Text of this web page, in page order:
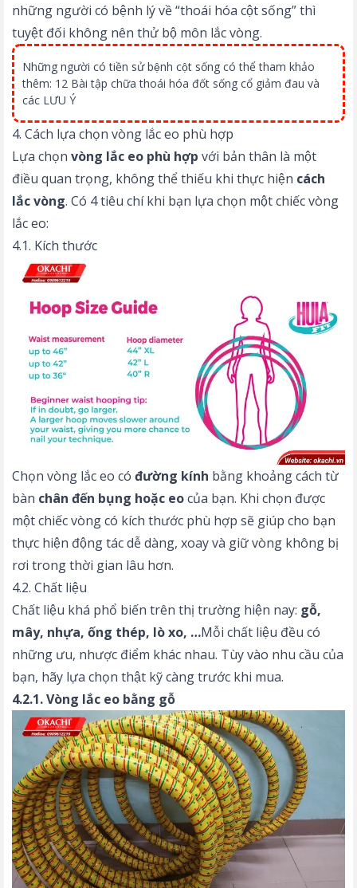
những người có bệnh lý về “thoái hóa cột sống” thì
tuyệt đối không nên thử bộ môn lắc vòng.
Những người có tiền sử bệnh cột sống có thể tham khảo
thêm: 12 Bài tập chữa thoái hóa đốt sống cổ giảm đau và
các LƯU Ý
4. Cách lựa chọn vòng lắc eo phù hợp
Lựa chọn vòng lắc eo phù hợp với bản thân là một
điều quan trọng, không thể thiếu khi thực hiện cách
lắc vòng. Có 4 tiêu chí khi bạn lựa chọn một chiếc vòng
lắc eo:
4.1. Kích thước
Chọn vòng lắc eo có đường kính bằng khoảng cách từ
bàn chân đến bụng hoặc eocủa bạn. Khi chọn được
một chiếc vòng có kích thước phù hợp sẽ giúp cho bạn
thực hiện động tác dễ dàng, xoay và giữ vòng không bị
rơi trong thời gian lâu hơn.
4.2. Chất liệu
Chất liệu khá phổ biến trên thị trường hiện nay: gỗ,
mây, nhựa, ống thép, lò xo, …Mỗi chất liệu đều có
những ưu, nhược điểm khác nhau. Tùy vào nhu cầu của
bạn, hãy lựa chọn thật kỹ càng trước khi mua.
4.2.1. Vòng lắc eo bằng gỗ